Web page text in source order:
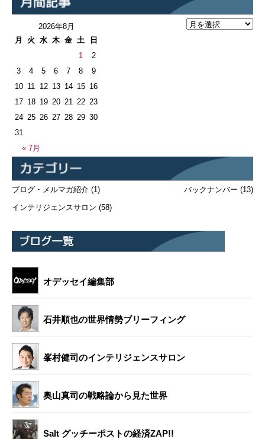
2026年8月
月
火 水 木 金 土 日
« 7月
1
2
3
4 5 6 7 8
9
10 11 12 13 14 15 16
17 18 19 20 21 22 23
24 25 26 27 28 29 30
31
ブログ・メルマガ紹介 (1)
インテリジェンスサロン (58)
バックナンバー (13)
オデッセイ編集部
石井順也の世界情勢ブリーフィング
峯村健司のインテリジェンスサロン
奥山真司の戦略論から見た世界
Salt グッチーポストの経済ZAP!!